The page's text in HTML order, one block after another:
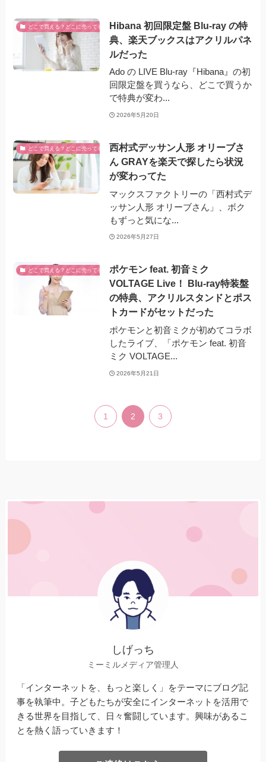
どこで買える？どこに売ってる？
Hibana 初回限定盤 Blu-ray の特
典、楽天ブックスはアクリルパネ
ルだった
Ado の LIVE Blu-ray『Hibana』の初
回限定盤を買うなら、どこで買うか
で特典が変わ...
2026年5月20日
どこで買える？どこに売ってる？
西村式デッサン人形 オリーブさ
ん GRAYを楽天で探したら状況
が変わってた
マックスファクトリーの「西村式デ
ッサン人形 オリーブさん」、ボク
もずっと気にな...
2026年5月27日
どこで買える？どこに売ってる？
ポケモン feat. 初音ミク
VOLTAGE Live！ Blu-ray特装盤
の特典、アクリルスタンドとポス
トカードがセットだった
ポケモンと初音ミクが初めてコラボ
したライブ、「ポケモン feat. 初音
ミク VOLTAGE...
2026年5月21日
1 2 3
しげっち
ミーミルメディア管理人
「インターネットを、もっと楽しく」をテーマにブログ記
事を執筆中。子どもたちが安全にインターネットを活用で
きる世界を目指して、日々奮闘しています。興味があるこ
とを熱く語っていきます！